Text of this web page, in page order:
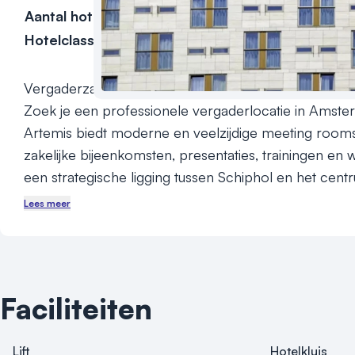
Aantal hotelkamers
256
Hotelclassificatie
Vergaderzalen & Meeting Rooms in Amsterdam bij
Zoek je een professionele vergaderlocatie in
Artemis biedt moderne en veelzijdige meeting
zakelijke bijeenkomsten, presentaties, trainingen en
een strategische ligging tussen Schiphol en het
Amsterdam, is ons hotel de perfecte keuze voor
moderne audiovisuele apparatuur en een
Lees meer
Faciliteiten
Lift Hotelkluis